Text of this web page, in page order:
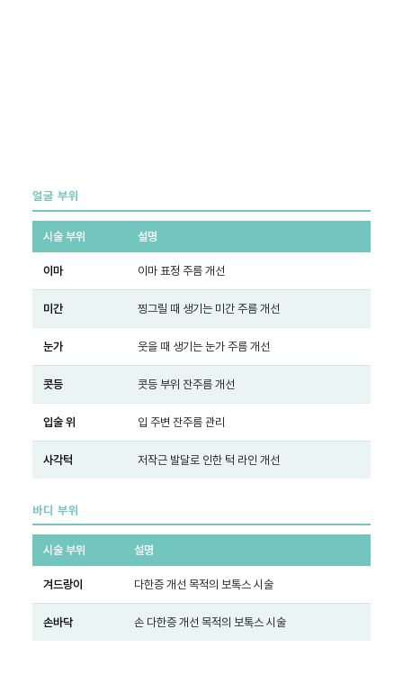
얼굴 부위
시술 부위 설명
이마 이마 표정 주름 개선
미간 찡그릴 때 생기는 미간 주름 개선
눈가 웃을 때 생기는 눈가 주름 개선
콧등 콧등 부위 잔주름 개선
입술 위 입 주변 잔주름 관리
사각턱 저작근 발달로 인한 턱 라인 개선
바디 부위
시술 부위 설명
겨드랑이 다한증 개선 목적의 보톡스 시술
손바닥 손 다한증 개선 목적의 보톡스 시술